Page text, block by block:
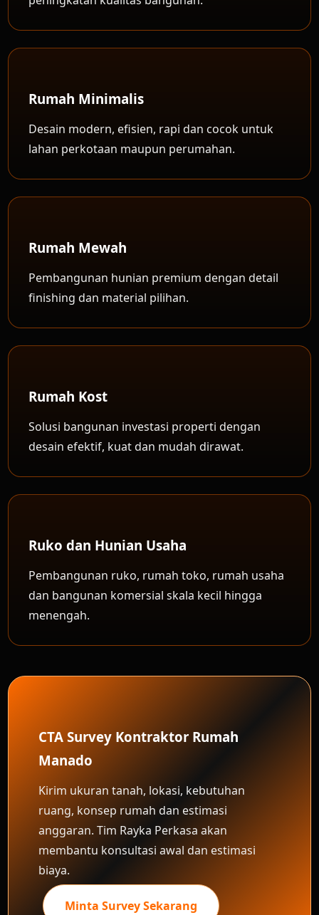
Rumah Minimalis
Desain modern, efisien, rapi dan cocok untuk
lahan perkotaan maupun perumahan.
Rumah Mewah
Pembangunan hunian premium dengan detail
finishing dan material pilihan.
Rumah Kost
Solusi bangunan investasi properti dengan
desain efektif, kuat dan mudah dirawat.
Ruko dan Hunian Usaha
Pembangunan ruko, rumah toko, rumah usaha
dan bangunan komersial skala kecil hingga
menengah.
CTA Survey Kontraktor Rumah
Manado
Kirim ukuran tanah, lokasi, kebutuhan
ruang, konsep rumah dan estimasi
anggaran. Tim Rayka Perkasa akan
membantu konsultasi awal dan estimasi
biaya.
Minta Survey Sekarang